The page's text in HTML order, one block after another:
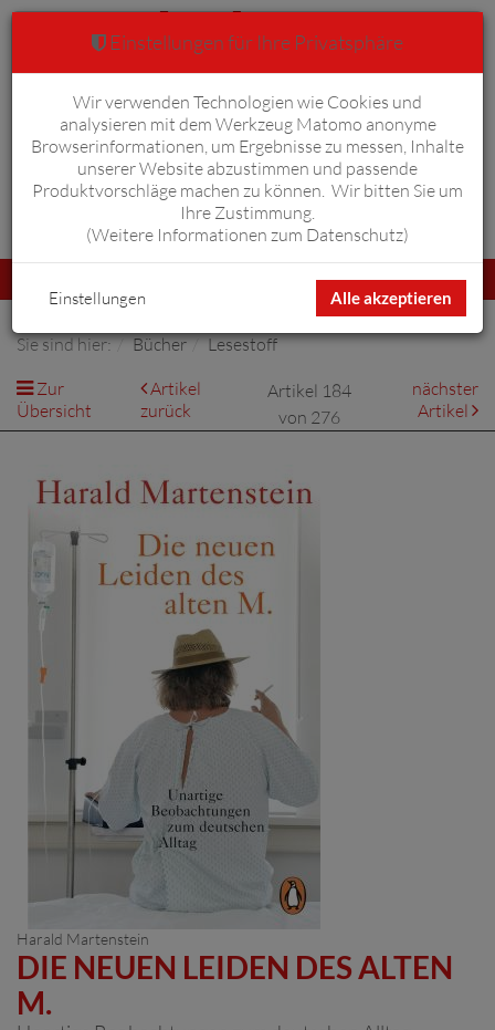
Anmelden Warenkorb 0
umschalten
Sie sind hier: Bücher
Lesestoff
Zur
Übersicht
Artikel
zurück
Artikel 184
von 276
nächster
Artikel
Harald Martenstein
DIE NEUEN LEIDEN DES ALTEN
M.
Einstellungen für Ihre Privatsphäre
Wir verwenden Technologien wie Cookies und
analysieren mit dem Werkzeug Matomo anonyme
Browserinformationen, um Ergebnisse zu messen, Inhalte
unserer Website abzustimmen und passende
Produktvorschläge machen zu können. Wir bitten Sie um
Ihre Zustimmung.
(Weitere Informationen zum Datenschutz)
Alle akzeptieren
Einstellungen